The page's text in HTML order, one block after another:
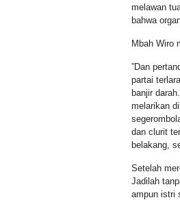
melawan
bahwa
Mbah Wiro
”Dan
partai
banjir
melarikan
dan clurit
belakang,
Setelah
Jadilah
ampun istri